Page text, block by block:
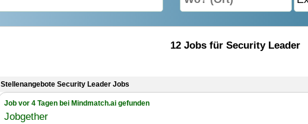
12 Jobs für Security Leader
Stellenangebote Security Leader Jobs
Job vor 4 Tagen bei Mindmatch.ai gefunden
Jobgether